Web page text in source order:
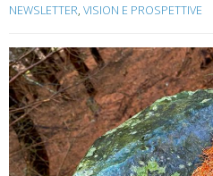
NEWSLETTER, VISION E PROSPETTIVE